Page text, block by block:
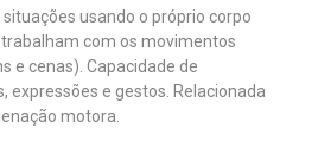
usando o próprio corpo
com os movimentos
e cenas). Capacidade de
expressões e gestos. Relacionada
motora.